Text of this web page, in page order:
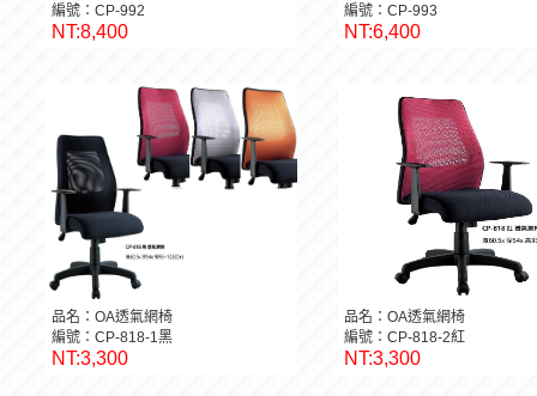
編號：CP-992
NT:8,400
編號：CP-993
NT:6,400
品名：OA透氣網椅
編號：CP-818-1黑
NT:3,300
品名：OA透氣網椅
編號：CP-818-2紅
NT:3,300